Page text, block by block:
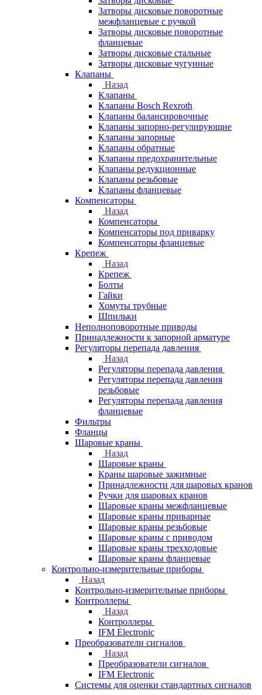
Затворы дисковые поворотные
межфланцевые с ручкой
Затворы дисковые поворотные
фланцевые
Затворы дисковые стальные
Затворы дисковые чугунные
Клапаны
Назад
Клапаны
Клапаны Bosch Rexroth
Клапаны балансировочные
Клапаны запорно-регулирующие
Клапаны запорные
Клапаны обратные
Клапаны предохранительные
Клапаны редукционные
Клапаны резьбовые
Клапаны фланцевые
Компенсаторы
Назад
Компенсаторы
Компенсаторы под приварку
Компенсаторы фланцевые
Крепеж
Назад
Крепеж
Болты
Гайки
Хомуты трубные
Шпильки
Неполноповоротные приводы
Принадлежности к запорной арматуре
Регуляторы перепада давления
Назад
Регуляторы перепада давления
Регуляторы перепада давления
резьбовые
Регуляторы перепада давления
фланцевые
Фильтры
Фланцы
Шаровые краны
Назад
Шаровые краны
Краны шаровые зажимные
Принадлежности для шаровых кранов
Ручки для шаровых кранов
Шаровые краны межфланцевые
Шаровые краны приварные
Шаровые краны резьбовые
Шаровые краны с приводом
Шаровые краны трехходовые
Шаровые краны фланцевые
Контрольно-измерительные приборы
Назад
Контрольно-измерительные приборы
Контроллеры
Назад
Контроллеры
IFM Electronic
Преобразователи сигналов
Назад
Преобразователи сигналов
IFM Electronic
Системы для оценки стандартных сигналов